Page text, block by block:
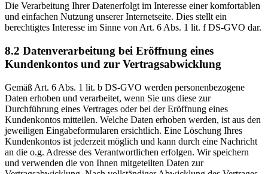
Die Verarbeitung Ihrer Datenerfolgt im Interesse einer komfortablen
und einfachen Nutzung unserer Internetseite. Dies stellt ein
berechtigtes Interesse im Sinne von Art. 6 Abs. 1 lit. f DS-GVO dar.
8.2 Datenverarbeitung bei Eröffnung eines
Kundenkontos und zur Vertragsabwicklung
Gemäß Art. 6 Abs. 1 lit. b DS-GVO werden personenbezogene
Daten erhoben und verarbeitet, wenn Sie uns diese zur
Durchführung eines Vertrages oder bei der Eröffnung eines
Kundenkontos mitteilen. Welche Daten erhoben werden, ist aus den
jeweiligen Eingabeformularen ersichtlich. Eine Löschung Ihres
Kundenkontos ist jederzeit möglich und kann durch eine Nachricht
an die o.g. Adresse des Verantwortlichen erfolgen. Wir speichern
und verwenden die von Ihnen mitgeteilten Daten zur